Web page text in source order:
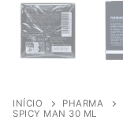
INÍCIO PHARMA
SPICY MAN 30 ML